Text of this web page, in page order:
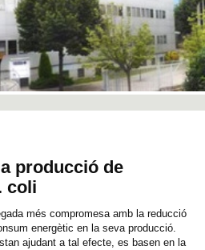
producció de
coli
més compromesa amb la reducció
energètic en la seva producció.
ajudant a tal efecte, es basen en la